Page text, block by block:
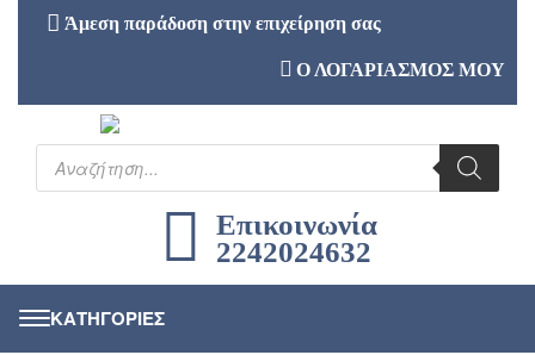
Άμεση παράδοση στην επιχείρηση σας
Ο ΛΟΓΑΡΙΑΣΜΟΣ ΜΟΥ
Επικοινωνία
2242024632